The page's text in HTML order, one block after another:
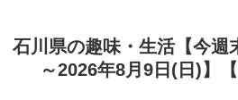
石川県の趣味・生活【今週
～2026年8月9日(日)】